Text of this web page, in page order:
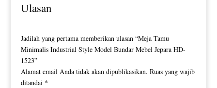
Ulasan
Jadilah yang pertama memberikan ulasan “Meja Tamu
Minimalis Industrial Style Model Bundar Mebel Jepara HD-
1523”
Alamat email Anda tidak akan dipublikasikan. Ruas yang wajib
ditandai *